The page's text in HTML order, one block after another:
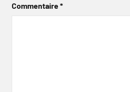
Commentaire*